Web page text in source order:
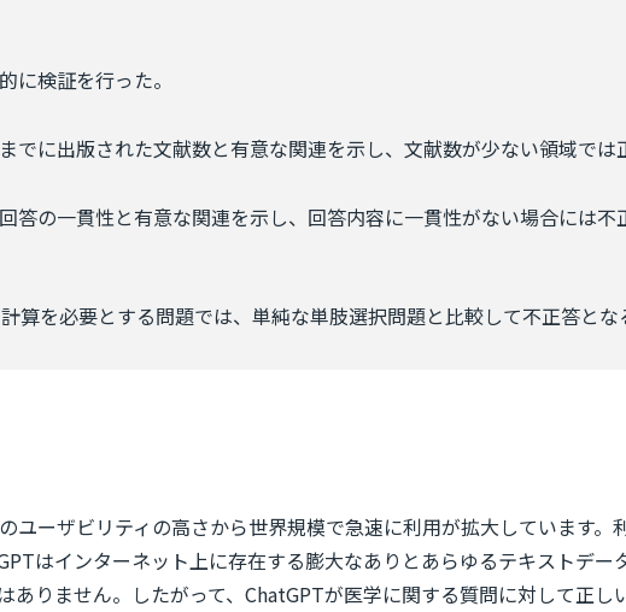
検証を行った。
に出版された文献数と有意な関連を示し、文献数が少ない領域では
の一貫性と有意な関連を示し、回答内容に一貫性がない場合には不
を必要とする問題では、単純な単肢選択問題と比較して不正答とな
ーザビリティの高さから世界規模で急速に利用が拡大しています。
はインターネット上に存在する膨大なありとあらゆるテキストデ
りません。したがって、ChatGPTが医学に関する質問に対して正